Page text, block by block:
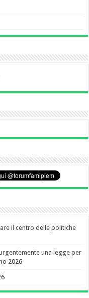
il centro delle politiche
una legge per
2026